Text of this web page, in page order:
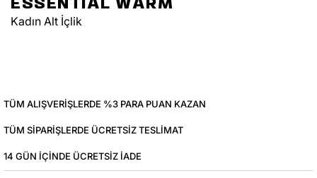
Kadın Alt İçlik
TÜM ALIŞVERIŞLERDE %3 PARA PUAN KAZAN
TÜM SIPARIŞLERDE ÜCRETSIZ TESLIMAT
14 GÜN IÇINDE ÜCRETSIZ IADE